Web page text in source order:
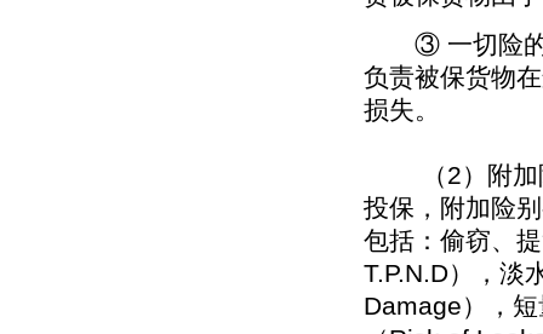
③ 一切险的
负责被保货物
损失。
（2）附加险
投保，附加险
包括：偷窃、
T.P.N.D），淡
Damage），